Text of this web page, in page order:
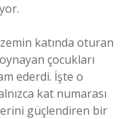
katında oturan
çocukları
ederdi. İşte o
kat numarası
güçlendiren bir